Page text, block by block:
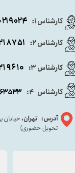
کارشناس ۱:
آدرس: تهران، خیابان
تحویل حضوری)
کارشناس ۳:
کارشناس ۲:
کارشناس 4
: ۶۳۵۳۳